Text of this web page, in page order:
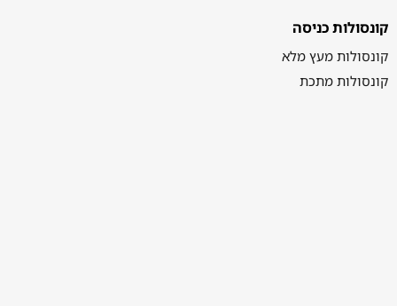
קונסולות כניסה
קונסולות מעץ מלא
קונסולות מתכת